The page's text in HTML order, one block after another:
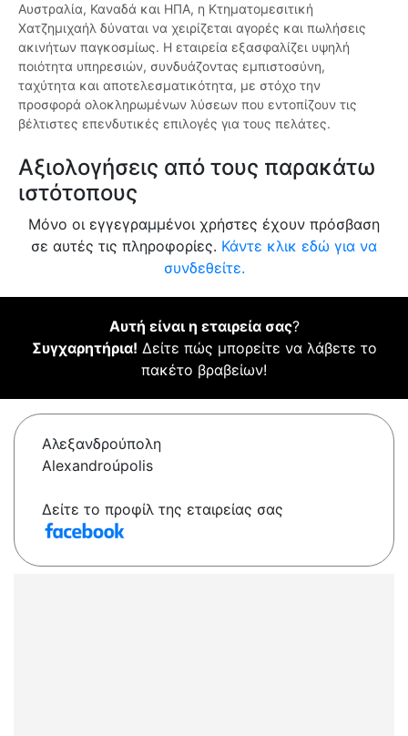
Αυστραλία, Καναδά και ΗΠΑ, η Κτηματομεσιτική
Χατζημιχαήλ δύναται να χειρίζεται αγορές και πωλήσεις
ακινήτων παγκοσμίως. Η εταιρεία εξασφαλίζει υψηλή
ποιότητα υπηρεσιών, συνδυάζοντας εμπιστοσύνη,
ταχύτητα και αποτελεσματικότητα, με στόχο την
προσφορά ολοκληρωμένων λύσεων που εντοπίζουν τις
βέλτιστες επενδυτικές επιλογές για τους πελάτες.
Αξιολογήσεις από τους παρακάτω
ιστότοπους
Μόνο οι εγγεγραμμένοι χρήστες έχουν πρόσβαση
σε αυτές τις πληροφορίες. Κάντε κλικ εδώ για να
συνδεθείτε.
Αυτή είναι η εταιρεία σας?
Συγχαρητήρια! Δείτε πώς μπορείτε να λάβετε το
πακέτο βραβείων!
Αλεξανδρούπολη
Alexandroúpolis
Δείτε το προφίλ της εταιρείας σας